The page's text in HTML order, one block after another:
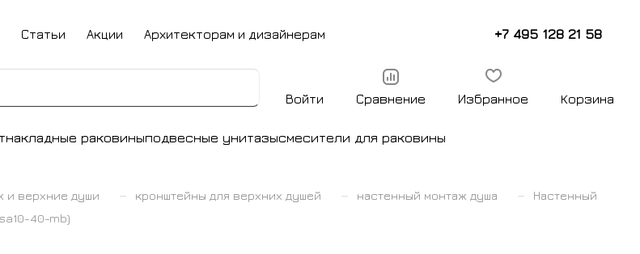
Статьи Акции Архитекторам и дизайнерам +7 495 128 21 58
Войти Сравнение Избранное Корзина
накладные раковиныподвесные унитазысмесители для раковины
и верхние души – кронштейны для верхних душей – настенный монтаж душа –
Настенный
40-mb)